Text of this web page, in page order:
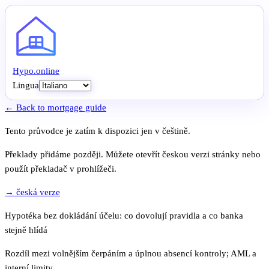
Hypo.online
Lingua
← Back to mortgage guide
Tento průvodce je zatím k dispozici jen v češtině.
Překlady přidáme později. Můžete otevřít českou verzi stránky nebo
použít překladač v prohlížeči.
→ česká verze
Hypotéka bez dokládání účelu: co dovolují pravidla a co banka
stejně hlídá
Rozdíl mezi volnějším čerpáním a úplnou absencí kontroly; AML a